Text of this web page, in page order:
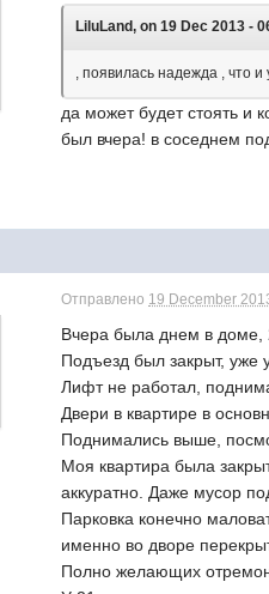
LiluLand, on 19 Dec 2013 -
, появилась надежда , что
да может будет стоять и
был вчера! в соседнем
Отправлено 19 December
Вчера была днем в доме,
Подъезд был закрыт, уже
Лифт не работал,
Двери в квартире в
Поднимались выше,
Моя квартира была
аккуратно. Даже мусор
Парковка конечно
именно во дворе
Полно желающих